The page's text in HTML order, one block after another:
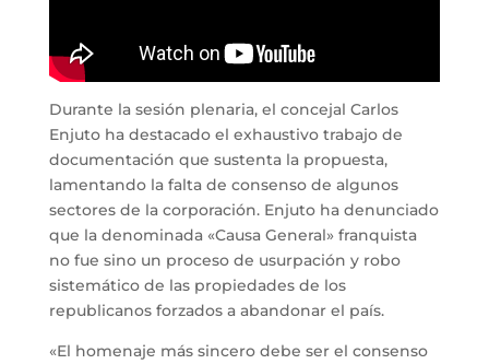
Durante la sesión plenaria, el concejal Carlos
Enjuto ha destacado el exhaustivo trabajo de
documentación que sustenta la propuesta,
lamentando la falta de consenso de algunos
sectores de la corporación. Enjuto ha denunciado
que la denominada «Causa General» franquista
no fue sino un proceso de usurpación y robo
sistemático de las propiedades de los
republicanos forzados a abandonar el país.
«El homenaje más sincero debe ser el consenso